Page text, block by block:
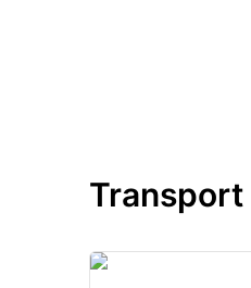
Transport